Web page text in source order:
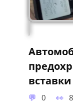
вставки
0